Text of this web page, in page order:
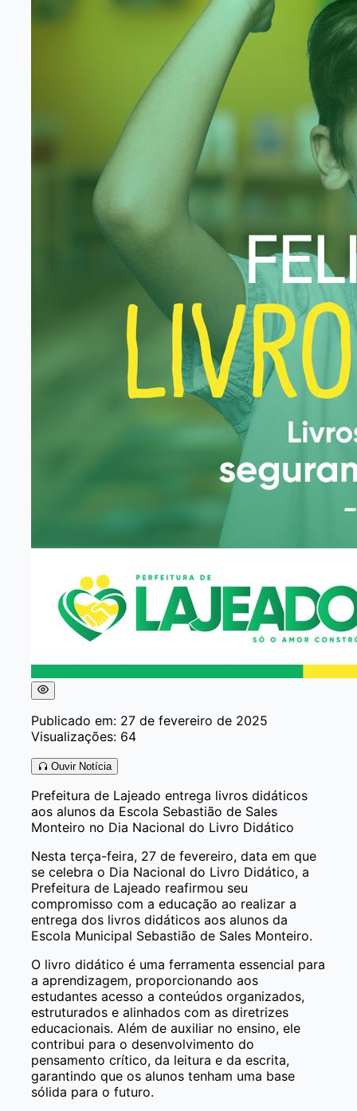
Publicado em: 27 de fevereiro de 2025
Visualizações: 64
Ouvir Notícia
Prefeitura de Lajeado entrega livros didáticos
aos alunos da Escola Sebastião de Sales
Monteiro no Dia Nacional do Livro Didático
Nesta terça-feira, 27 de fevereiro, data em que
se celebra o Dia Nacional do Livro Didático, a
Prefeitura de Lajeado reafirmou seu
compromisso com a educação ao realizar a
entrega dos livros didáticos aos alunos da
Escola Municipal Sebastião de Sales Monteiro.
O livro didático é uma ferramenta essencial para
a aprendizagem, proporcionando aos
estudantes acesso a conteúdos organizados,
estruturados e alinhados com as diretrizes
educacionais. Além de auxiliar no ensino, ele
contribui para o desenvolvimento do
pensamento crítico, da leitura e da escrita,
garantindo que os alunos tenham uma base
sólida para o futuro.